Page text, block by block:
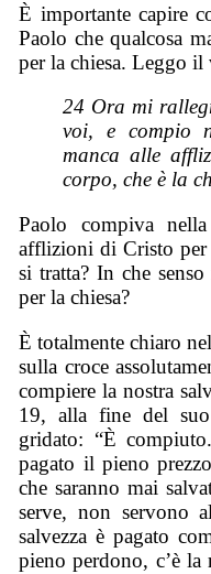
È importante capire
Paolo che qualcosa
per la chiesa. Leggo il
24 Ora mi
voi, e compio
manca alle
corpo, che è la
Paolo compiva
afflizioni di Cristo per
si tratta? In che
per la chiesa?
È totalmente chiaro
sulla croce
compiere la nostra
19, alla fine del
gridato: “È
pagato il pieno
che saranno mai
serve, non servono
salvezza è pagato
pieno perdono, c’è